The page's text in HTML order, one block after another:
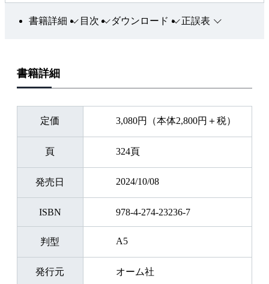
書籍詳細 目次 ダウンロード 正誤表
書籍詳細
定価 3,080円（本体2,800円＋税）
頁 324頁
発売日 2024/10/08
ISBN 978-4-274-23236-7
判型 A5
発行元 オーム社